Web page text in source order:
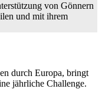
von Gönnern
und mit ihrem
durch Europa, bringt
jährliche Challenge.